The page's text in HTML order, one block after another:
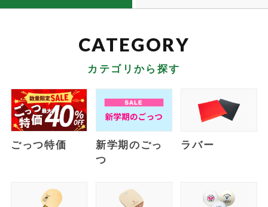
カテゴリから探す
ごっつ特価
新学期のごっ
つ
ラバー